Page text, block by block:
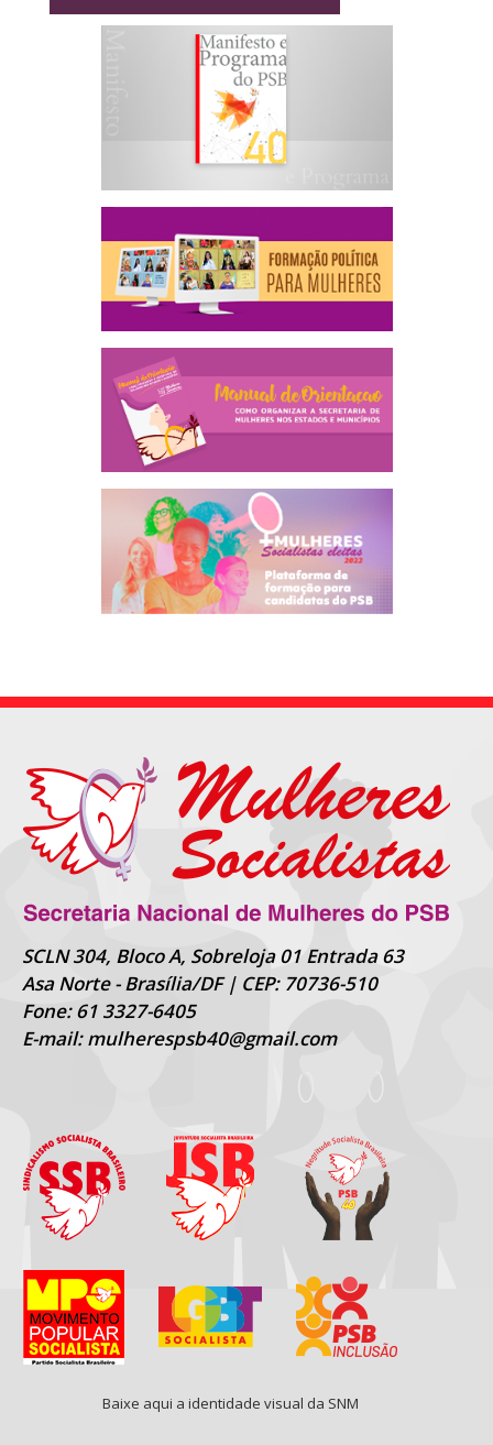
SCLN 304, Bloco A, Sobreloja 01 Entrada 63
Asa Norte - Brasília/DF | CEP: 70736-510
Fone: 61 3327-6405
E-mail: mulherespsb40@gmail.com
Baixe aqui a identidade visual da SNM